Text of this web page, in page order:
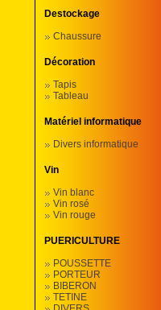
Destockage
Chaussure
Décoration
Tapis
Tableau
Matériel informatique
Divers informatique
Vin
Vin blanc
Vin rosé
Vin rouge
PUERICULTURE
POUSSETTE
PORTEUR
BIBERON
TETINE